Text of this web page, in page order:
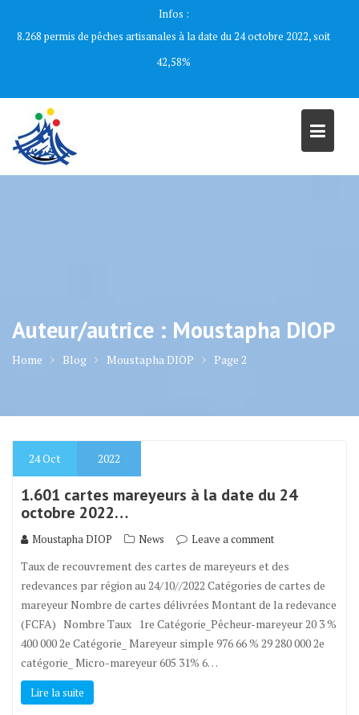
Infos :
8.268 permis de pêches artisanales à la date du 24 octobre 2022, soit
42,58%
Auteur/autrice : Moustapha DIOP
Home Blog Moustapha DIOP Page 2
24Oct 2022
1.601 cartes mareyeurs à la date du 24
octobre 2022…
Moustapha DIOP News Leave a comment
Taux de recouvrement des cartes de mareyeurs et des
redevances par région au 24/10//2022 Catégories de cartes de
mareyeur Nombre de cartes délivrées Montant de la redevance
(FCFA) Nombre Taux 1re Catégorie_Pêcheur-mareyeur 20 3 %
400 000 2e Catégorie_ Mareyeur simple 976 66 % 29 280 000 2e
catégorie_ Micro-mareyeur 605 31% 6…
Lire la suite